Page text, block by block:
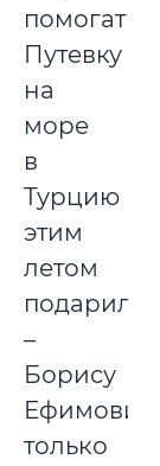
помогать.
Путевку
на
море
в
Турцию
этим
летом
подарил
–
Борису
Ефимовичу
только